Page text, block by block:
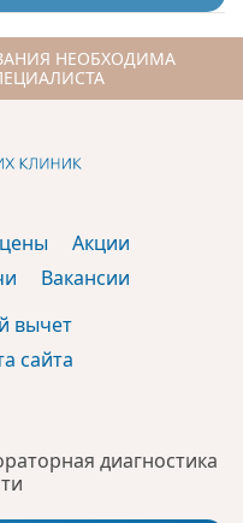
НЕОБХОДИМА
диагностика
Акции
Вакансии
вычет
сайта